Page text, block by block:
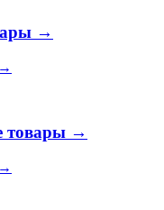
→
товары →